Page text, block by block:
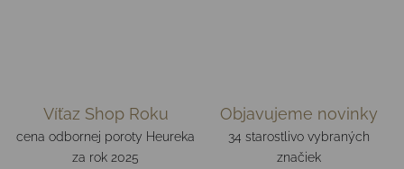
Víťaz Shop Roku
cena odbornej poroty Heureka
za rok 2025
Objavujeme novinky
34 starostlivo vybraných
značiek